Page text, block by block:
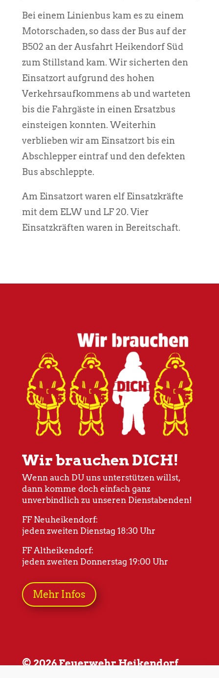
Bei einem Linienbus kam es zu einem
Motorschaden, so dass der Bus auf der
B502 an der Ausfahrt Heikendorf Süd
zum Stillstand kam. Wir sicherten den
Einsatzort aufgrund des hohen
Verkehrsaufkommens ab und warteten
bis die Fahrgäste in einen Ersatzbus
einsteigen konnten. Weiterhin
verblieben wir am Einsatzort bis ein
Abschlepper eintraf und den defekten
Bus abschleppte.
Am Einsatzort waren elf Einsatzkräfte
mit dem ELW und LF 20. Vier
Einsatzkräften waren in Bereitschaft.
Wir brauchen DICH!
Wenn auch DU uns unterstützen willst,
dann komme doch einfach ganz
unverbindlich zu unseren Dienstabenden!
FF Neuheikendorf:
jeden zweiten Dienstag 18:30 Uhr
FF Altheikendorf:
jeden zweiten Donnerstag 19:00 Uhr
Mehr Infos
© 2026 Feuerwehr Heikendorf